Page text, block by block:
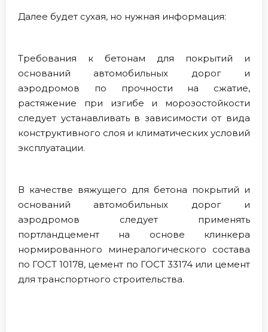
Далее будет сухая, но нужная информация:
Требования к бетонам для покрытий и
оснований автомобильных дорог и
аэродромов по прочности на сжатие,
растяжение при изгибе и морозостойкости
следует устанавливать в зависимости от вида
конструктивного слоя и климатических условий
эксплуатации.
В качестве вяжущего для бетона покрытий и
оснований автомобильных дорог и
аэродромов следует применять
портландцемент на основе клинкера
нормированного минералогического состава
по ГОСТ 10178, цемент по ГОСТ 33174 или цемент
для транспортного строительства.